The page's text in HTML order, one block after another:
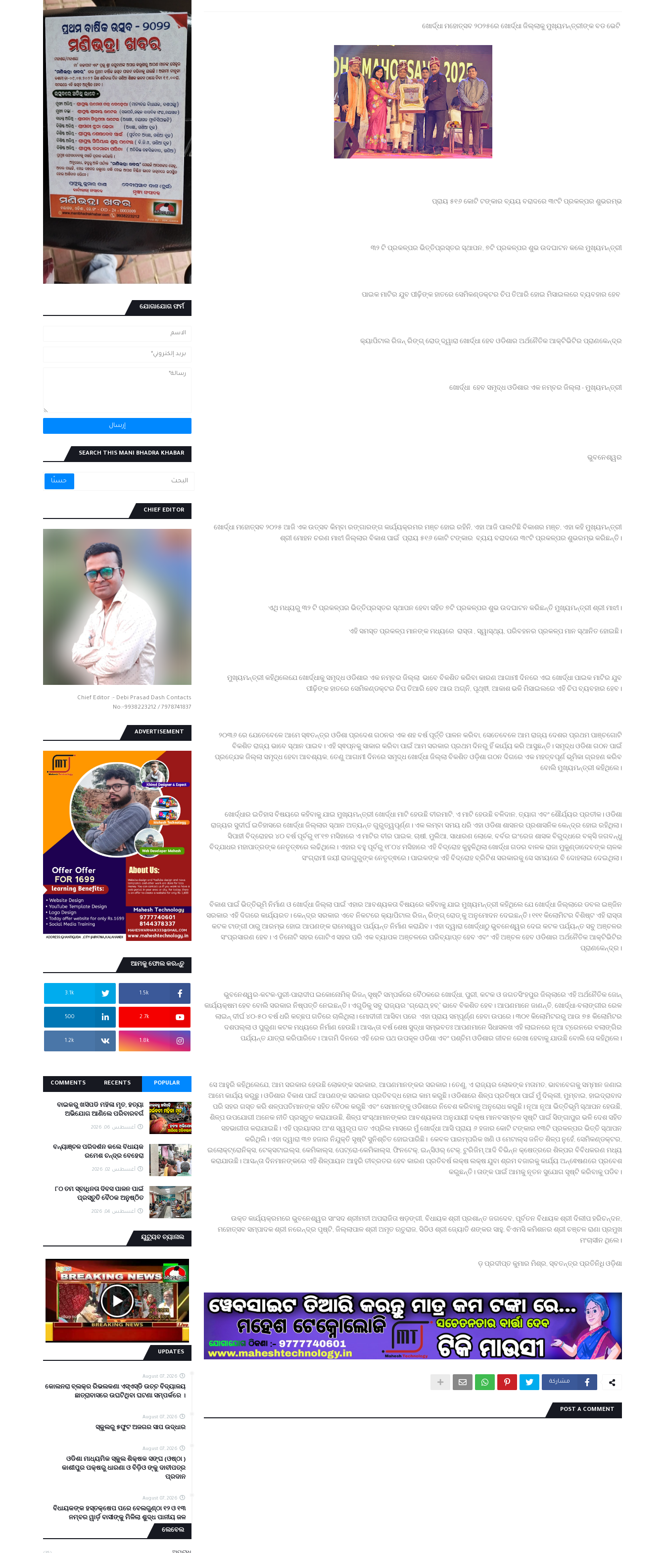
ଆବାସିକ ବିଦ୍ୟାଳୟରେ ହିଂସା! ନଡ଼ିଆ ବାହୁଙ୍ଗା ରେ 20ରୁ ଉର୍ଦ୍ଧ ଛାତ୍ରଙ୍କୁ ମାଡ, ବିଭାଗୀୟ ତଦନ୍ତ ଆରମ୍ଭ l
ସଦର ବ୍ଲକ କାର୍ଯ୍ୟାଳୟଠାରେ ପଞ୍ଚାୟତ ନିର୍ବାହୀ ଅଧିକାରୀଙ୍କ ଉପରେ ହୋଇଥିବା ଦୁର୍ବ୍ୟବହାର ପ୍ରତିବାଦରେ ଗଣ ଧାରଣା।
ବେଲଗୁଣ୍ଠା: ଦ୍ରୁତଗାମୀ ବୋଲେରୋ ଧକ୍କାରେ ୪ ଗାଈ ମୃତ, ଜଗନ୍ନାଥପ୍ରସାଦ ପୋଲିସ ଦ୍ୱାରା ଗାଡ଼ି ଓ ଡ୍ରାଇଭର ଅଟକ ।
ଉପଜିଲ୍ଲାପାଳଙ୍କ ଅଚାନକ ପରିଦର୍ଶନ: ୬ଟି ବଳଦ ସହ ଗାଡ଼ି ଓ ସାର ବୋଝେଇ ଟ୍ରକ ଜବତ।
ସାମ୍ବାଦିକ ଭବନରେ ମେଗା ରକ୍ତଦାନ ଶିବିର, ୯୩ ୟୁନିଟ୍ ସଂଗୃହିତ
ପୂର୍ବତନ ସେନା ଅଧିକାରୀଙ୍କ ନାଁରେ ପୋଲିସର ମିଥ୍ୟା ମାମଲା , ନ୍ୟାୟ ପାଇଁ ଉଚ୍ଚ ନ୍ୟାୟାଳୟଙ୍କ ଦ୍ବାରସ୍ଥ
ରାଷ୍ଟ୍ରପତିଙ୍କୁ ଓଡ଼ିଶାର ହସ୍ତତନ୍ତ ଓ ହସ୍ତଶିଳ୍ପର କଳାକୃତି ଉପହାର ପ୍ରଦାନ କଲେ ରାଜ୍ୟପାଳ*
କୋଲନରା ବ୍ଲକ୍‌ର ରିଭଲକଣା ଏସ୍‌ଏସ୍‌ଡି ଉଚ୍ଚ ବିଦ୍ୟାଳୟ ଛାତ୍ରାବାସରେ ଉଘଟିଥିବା ଘଟଣା ସମ୍ପର୍କରେ ।
ପ୍ରାୟ ୫୧୬ କୋଟି ଟଙ୍କାର ବ୍ୟୟ ବରାଦରେ ୩୯ଟି ପ୍ରକଳ୍ପର ଶୁଭରମ୍ଭ
୩୨ ଟି ପ୍ରକଳ୍ପର ଭିତ୍ତିପ୍ରସ୍ତର ସ୍ଥାପନ, ୭ଟି ପ୍ରକଳ୍ପର ଶୁଭ ଉଦଘାଟନ କଲେ ମୁଖ୍ୟମନ୍ତ୍ରୀ
କ୍ୟାପିଟାଲ ରିଜନ୍ ରିଙ୍ଗ୍ ରୋଡ୍ ଦ୍ୱାରା ଖୋର୍ଦ୍ଧା ହେବ ଓଡିଶାର ଅର୍ଥନୈତିକ ଆକ୍ଟିଭିଟିର ପ୍ରାଣକେନ୍ଦ୍ର
ଖୋର୍ଦ୍ଧା ହେବ ସମୃଦ୍ଧ ଓଡିଶାର ଏକ ନମ୍ବର ଜିଲ୍ଲା - ମୁଖ୍ୟମନ୍ତ୍ରୀ
ଭୁବନେଶ୍ୱର
ଖୋର୍ଦ୍ଧା ମହୋତ୍ସବ ୨୦୨୫ ଆଜି ଏକ ଉତ୍ସବ କିମ୍ବା ରଙ୍ଗାରଙ୍ଗ କାର୍ଯ୍ୟକ୍ରମର ମଞ୍ଚ ହୋଇ ରହିନି, ଏହା ଆଜି ପାଲଟିଛି ବିକାଶର ମଞ୍ଚ, ଏହା କହି ମୁଖ୍ୟମନ୍ତ୍ରୀ
ଶ୍ରୀ ମୋହନ ଚରଣ ମାଝୀ ଜିଲ୍ଲାର ବିକାଶ ପାଇଁ ପ୍ରାୟ ୫୧୬ କୋଟି ଟଙ୍କାର ବ୍ୟୟ ବରାଦରେ ୩୯ଟି ପ୍ରକଳ୍ପର ଶୁଭରମ୍ଭ କରିଛନ୍ତି।
ଏଥି ମଧ୍ୟରୁ ୩୨ ଟି ପ୍ରକଳ୍ପର ଭିତ୍ତିପ୍ରସ୍ତର ସ୍ଥାପନ ହେବା ସହିତ ୭ଟି ପ୍ରକଳ୍ପର ଶୁଭ ଉଦଘାଟନ କରିଛନ୍ତି ମୁଖ୍ୟମନ୍ତ୍ରୀ ଶ୍ରୀ ମାଝୀ।
ଏହି ସମସ୍ତ ପ୍ରକଳ୍ପ ମାନଙ୍କ ମଧ୍ୟରେ ରାସ୍ତା , ସ୍ୱାସ୍ଥ୍ୟ, ପରିବହନର ପ୍ରକଳ୍ପ ମାନ ସ୍ଥାନିତ ହୋଇଛି।
ମୁଖ୍ୟମନ୍ତ୍ରୀ କହିଥିଲେଯେ ଖୋର୍ଦ୍ଧାକୁ ସମୃଦ୍ଧ ଓଡିଶାର ଏକ ନମ୍ବର ଜିଲ୍ଲା ଭାବେ ବିକଶିତ କରିବା କାରଣ ଆଗାମୀ ଦିନରେ ଏଇ ଖୋର୍ଦ୍ଧା ପାଇକ ମାଟିର ଯୁବ
ପୀଢ଼ିଙ୍କ ହାତରେ ସେମିକଣ୍ଡକ୍ଟର ଚିପ ତିଆରି ହେବ ଆଉ ଅଗ୍ନି, ପୃଥ୍ଵୀ, ଆକାଶ ଭଳି ମିସାଇଲରେ ଏହି ଚିପ ବ୍ୟବହାର ହେବ।
୨୦୩୬ ରେ ଯେତେବେଳେ ଆମେ ସ୍ଵତନ୍ତ୍ର ଓଡିଶା ପ୍ରଦେଶ ଗଠନର ଏକ ଶହ ବର୍ଷ ପୂର୍ତ୍ତି ପାଳନ କରିବା, ସେତେବେଳେ ଆମ ରାଜ୍ୟ ଦେଶର ପ୍ରଥମ ପାଞ୍ଚଗୋଟି
ବିକଶିତ ରାଜ୍ୟ ଭାବେ ସ୍ଥାନ ପାଇବ। ଏହି ସ୍ଵପ୍ନକୁ ସାକାର କରିବା ପାଇଁ ଆମ ସରକାର ପ୍ରଥମ ଦିନରୁ ହିଁ କାର୍ଯ୍ୟ କରି ଆସୁଛନ୍ତି। ସମୃଦ୍ଧ ଓଡିଶା ଗଠନ ପାଇଁ
ପ୍ରତ୍ଯେକ ଜିଲ୍ଲା ସମୃଦ୍ଧ ହେବା ଆବଶ୍ୟକ, ତେଣୁ ଆଗାମୀ ଦିନରେ ସମୃଦ୍ଧ ଖୋର୍ଦ୍ଧା ଜିଲ୍ଲା ବିକଶିତ ଓଡ଼ିଶା ଗଠନ ଦିଗରେ ଏକ ମହତ୍ବପୂର୍ଣ ଭୂମିକା ଗ୍ରହଣ କରିବ
ବୋଲି ମୁଖ୍ୟମନ୍ତ୍ରୀ କହିଥିଲେ।
ଖୋର୍ଦ୍ଧାର ଇତିହାସ ବିଷୟରେ କହିବାକୁ ଯାଇ ମୁଖ୍ୟମନ୍ତ୍ରୀ ଖୋର୍ଦ୍ଧା ମାଟି ହେଉଛି ବୀରମାଟି, ଏ ମାଟି ହେଉଛି ବଳିଦାନ, ତ୍ୟାଗ ଏବଂ ଶୌର୍ଯ୍ୟର ପ୍ରତୀକ। ଓଡିଶା
ରାଜ୍ୟର ସୁଦୀର୍ଘ ଇତିହାସରେ ଖୋର୍ଦ୍ଧା ଜିଲ୍ଲାର ସ୍ଥାନ ଅତ୍ୟନ୍ତ ଗୁରୁତ୍ୱପୂର୍ଣ୍ଣ। ଏକ ଲମ୍ବା ସମୟ ଧରି ଏହା ଓଡିଶା ଶାସନର ପ୍ରଶାସନିକ କେନ୍ଦ୍ର ହୋଇ ରହିଥିଲା।
ସିପାହୀ ବିଦ୍ରୋହର ୪୦ ବର୍ଷ ପୂର୍ବରୁ ୧୮୧୭ ମସିହାରେ ଏ ମାଟିର ବୀର ପାଇକ, ଚାଷୀ, ମୁଲିଆ, ସାଧାରଣ ଲୋକେ, ବର୍ବର ଇଂରେଜ ଶାସକ ବିରୁଦ୍ଧରେ ବକ୍ସି ଜଗବନ୍ଧୁ
ବିଦ୍ଯାଧର ମହାପାତ୍ରଙ୍କ ନେତୃତ୍ଵରେ ଲଢିଥିଲେ। ଏହାର ବହୁ ପୂର୍ବରୁ ୧୮୦୪ ମସିହାରେ ଏହି ବିଦ୍ରୋହ କୁହୁଳିଥିଲା ଖୋର୍ଦ୍ଧା ଗଡର ବାଳକ ରାଜା ମୁକୁଣ୍ଡାଦେବଙ୍କ ଚାଳକ
ସଂଗ୍ରାମୀ ଜୟୀ ରାଜଗୁରୁଙ୍କ ନେତୃତ୍ଵରେ। ପାଇକଙ୍କ ଏହି ବିଦ୍ରୋହ ବ୍ରିଟିଶ ସରକାରକୁ ସେ ସମୟରେ ବି ଦୋହଲାଇ ଦେଇଥିଲା।
ବିକାଶ ପାଇଁ ଭିତ୍ତିଭୂମି ନିର୍ମାଣ ଓ ଖୋର୍ଦ୍ଧା ଜିଲ୍ଲା ପାଇଁ ଏହାର ଆବଶ୍ୟକତା ବିଷୟରେ କହିବାକୁ ଯାଇ ମୁଖ୍ୟମନ୍ତ୍ରୀ କହିଥିଲେ ଯେ ଖୋର୍ଦ୍ଧା ଜିଲ୍ଲାରେ ଡବଲ ଇଞ୍ଜିନ
ସରକାର ଏହି ଦିଗରେ କାର୍ଯ୍ୟରତ। କେନ୍ଦ୍ର ସରକାର ଏବେ ନିକଟରେ କ୍ୟାପିଟାଲ ରିଜନ୍ ରିଙ୍ଗ୍ ରୋଡ୍ କୁ ଅନୁମୋଦନ ଦେଇଛନ୍ତି। ୧୧୧ କିଲୋମିଟର ବିଶିଷ୍ଟ ଏହି ରାସ୍ତା
କଟକ ଟାଙ୍ଗୀ ଠାରୁ ଆରମ୍ଭ ହୋଇ ଆପଣଙ୍କ ରାମେଶ୍ୱର ପର୍ଯ୍ୟନ୍ତ ନିର୍ମାଣ କରାଯିବ। ଏହା ଦ୍ୱାରା ଖୋର୍ଦ୍ଧାଠୁ ଭୁବନେଶ୍ୱର ଦେଇ କଟକ ପର୍ଯ୍ୟନ୍ତ ସବୁ ଅଞ୍ଚଳର
ସଂପ୍ରସାରଣ ହେବ। ଏ ତିନୋଟି ସହର ଗୋଟିଏ ସହର ପରି ଏକ ବ୍ୟାପକ ଅଞ୍ଚଳରେ ପରିବ୍ୟାପ୍ତ ହେବ ଏବଂ ଏହି ଅଞ୍ଚଳ ହେବ ଓଡିଶାର ଅର୍ଥନୈତିକ ଆକ୍ଟିଭିଟିର
ପ୍ରାଣକେନ୍ଦ୍ର।
ଭୁବନେଶ୍ୱର-କଟକ-ପୁରୀ-ପାରାଦୀପ ଇକୋନୋମିକ୍ ରିଜନ୍ ସୃଷ୍ଟି ସମ୍ପର୍କରେ ବୈଠକରେ ଖୋର୍ଦ୍ଧା, ପୁରୀ, କଟକ ଓ ଜଗତସିଂହପୁର ଜିଲ୍ଲାରେ ଏହି ଅର୍ଥନୈତିକ ଜୋନ୍
କାର୍ଯ୍ୟକ୍ଷମ ହେବ ବୋଲି ସରକାର ନିଷ୍ପତ୍ତି ନେଇଛନ୍ତି। ଏଗୁଡିକୁ ସବୁ ରାଜ୍ୟର ‘ଗ୍ରୋଥ୍ ହବ୍’ ଭାବେ ବିକଶିତ ହେବ। ଆପଣମାନେ ଜାଣନ୍ତି, ଖୋର୍ଦ୍ଧା-ବଲାଙ୍ଗୀର ରେଳ
ଲାଇନ୍ ଦୀର୍ଘ ୪୦-୫୦ ବର୍ଷ ଧରି କଚ୍ଛପ ଗତିରେ ଚାଲିଥିଲା। ମୋଦୀଜୀ ଆସିବା ପରେ ଏହା ପ୍ରାୟ ସମ୍ପୂର୍ଣ୍ଣ ହେବା ଉପରେ। ୩୦୧ କିଲୋମିଟରରୁ ଆଉ ୭୫ କିଲୋମିଟର
ଦଶପଲ୍ଲା ଓ ପୁରୁଣା କଟକ ମଧ୍ୟରେ ନିର୍ମାଣ ହେଉଛି। ଆସନ୍ତା ବର୍ଷ ଶେଷ ସୁଦ୍ଧା ସମ୍ଭବତଃ ଆପଣମାନେ ସିଧାସଳଖ ଏହି ଲାଇନରେ ନୂଆ ଟ୍ରେନରେ ବଲାଙ୍ଗିର
ପର୍ଯ୍ୟନ୍ତ ଯାତ୍ରା କରିପାରିବେ। ଆଗମି ଦିନରେ ଏହି ରେଳ ପଥ ଉପକୂଳ ଓଡିଶା ଏବଂ ପଶ୍ଚିମ ଓଡିଶାର ଜୀବନ ରେଖା ହେବାକୁ ଯାଉଛି ବୋଲି ସେ କହିଥିଲେ।
ସେ ଆହୁରି କହିଥିଲେଯେ, ଆମ ସରକାର ହେଉଛି ଲୋକଙ୍କ ସରକାର, ଆପଣମାନଙ୍କର ସରକାର। ତେଣୁ, ଏ ରାଜ୍ୟର ଲୋକଙ୍କ ମତାମତ, ଭାବାବେଗକୁ ସମ୍ମାନ ଜଣାଇ
ଆମେ କାର୍ଯ୍ୟ କରୁଛୁ। ଓଡିଶାର ବିକାଶ ପାଇଁ ଆପଣଙ୍କ ସରକାର ପ୍ରତିବଦ୍ଧ ହୋଇ କାମ କରୁଛି। ଓଡିଶାରେ ଶିଳ୍ପ ପ୍ରତିଷ୍ଠା ପାଇଁ ମୁଁ ଦିଲ୍ଲୀ, ମୁମ୍ବାଇ, ହାଇଦ୍ରାବାଦ
ପରି ସହର ଗସ୍ତ କରି ଶଳ୍ପପତିମାନଙ୍କ ସହିତ ବୈଠକ କରୁଛି ଏବଂ ସେମାନଙ୍କୁ ଓଡିଶାରେ ନିବେଶ କରିବାକୁ ଅନୁରୋଧ କରୁଛି। ନୂଆ ନୂଆ ଭିତ୍ତିଭୂମି ସ୍ଥାପନ ହେଉଛି,
ଶିଳ୍ପ ଉପଯୋଗୀ ଅନେକ ନୀତି ପ୍ରସ୍ତୁତ କରାଯାଉଛି, ଶିଳ୍ପ ସଂସ୍ଥାମାନଙ୍କର ଆବଶ୍ୟକତା ଅନୁଯାୟୀ ଦକ୍ଷ ମାନବସମ୍ବଳ ସୃଷ୍ଟି ପାଇଁ ସିଙ୍ଗାପୁର ଭଳି ଦେଶ ସହିତ
ସହଭାଗୀତା କରାଯାଇଛି। ଏହି ପ୍ରୟାସର ଅଂଶ ସ୍ୱରୂପ ଗତ ଏପ୍ରିଲ ମାସରେ ମୁଁ ଖୋର୍ଦ୍ଧା ଆସି ପ୍ରାୟ ୬ ହଜାର କୋଟି ଟଙ୍କାର ୧୩ଟି ପ୍ରକଳ୍ପର ଭିତ୍ତି ସ୍ଥାପନ
କରିଥିଲି। ଏହା ଦ୍ୱାରା ୩୭ ହଜାର ନିଯୁକ୍ତି ସୃଷ୍ଟି ସୁନିଶ୍ଚିତ ହୋଇପାରିଛି। କେବଳ ପାରମ୍ପରିକ ଖଣି ଓ ମେଟାଲ୍‍ସ ଜନିତ ଶିଳ୍ପ ନୁହେଁ, ସେମିକଣ୍ଡକ୍ଟର,
ଇଲୋକ୍ଟ୍ରୋନିକ୍‍ସ, ଟେକ୍ସଟାଇଲ୍‍ସ, କେମିକାଲ୍‍ସ, ପେଟ୍ରୋ-କେମିକାଲ୍‍ସ, ଫିନଟେକ୍, ଇନ୍‍ସିଓର୍ ଟେକ୍, ଟୁରିଜିମ୍ ଆଦି ବିଭିନ୍ନ କ୍ଷେତ୍ରରେ ଶିଳ୍ପର ବିବିଧକରଣ ମଧ୍ୟ
କରାଯାଉଛି। ଆସନ୍ତା ଦିନମାନଙ୍କରେ ଏହି ଶିଳ୍ପାୟନ ଆହୁରି ତୀବ୍ରତର ହେବ କାରଣ ପ୍ରତିବର୍ଷ ଲକ୍ଷ ଲକ୍ଷ ଯୁବା ଶ୍ରମ ବଜାରକୁ କାର୍ଯ୍ୟ ଅନ୍ଵେଷଣରେ ପ୍ରବେଶ
କରୁଛନ୍ତି। ତାଙ୍କ ପାଇଁ ଆମକୁ ନୂତନ ସୁଯୋଗ ସୃଷ୍ଟି କରିବାକୁ ପଡିବ।
ଉକ୍ତ କାର୍ଯ୍ୟକ୍ରମରେ ଭୁବନେଶ୍ୱର ସାଂସଦ ଶ୍ରୀମତୀ ଅପରାଜିତା ଷଡ଼ଙ୍ଗୀ, ବିଧାୟକ ଶ୍ରୀ ପ୍ରଶାନ୍ତ ଜଗଦେବ, ପୂର୍ବତନ ବିଧାୟକ ଶ୍ରୀ ଦିଲୀପ ହରିଚନ୍ଦନ,
ମହୋତ୍ସବ ସମ୍ପାଦକ ଶ୍ରୀ ନରେନ୍ଦ୍ର ପୃଷ୍ଟି, ଜିଲ୍ଲାପାଳ ଶ୍ରୀ ଅମୃତ ଋତୁରାଜ, ସିଡିଓ ଶ୍ରୀ ଜ୍ୟୋତି ଶଙ୍କର ସାହୁ, ବିଏମସି କମିଶନର ଶ୍ରୀ ଚଞ୍ଚଳ ରାଣା ପ୍ରମୁଖ
ମଂଚାସୀନ ଥିଲେ।
ଡ଼ ପ୍ରଦୀପ୍ତ କୁମାର ମିଶ୍ର, ସ୍ବତନ୍ତ୍ର ପ୍ରତିନିଧି ଓଡ଼ିଶା
مشاركة
POST A COMMENT
ଯୋଗାଯୋଗ ଫର୍ମ
SEARCH THIS MANI BHADRA KHABAR
CHIEF EDITOR
Chief Editor :- Debi Prasad Dash Contacts
No:-9938223212 / 7978741837
ADVERTISEMENT
ଆମକୁ ଫୋଲ କରନ୍ତୁ
1.5k
3.1k
2.7k
500
1.8k
1.2k
POPULAR
RECENTS
COMMENTS
ବାଇକରୁ ଖସିପଡି ମହିଳା ମୃତ, ହତ୍ୟା
ଅଭିଯୋଗ ଆଣିଲେ ପରିବାରବର୍ଗ
أغسطس 06, 2026
ବନ୍ୟାଞ୍ଚଳ ପରିଦର୍ଶନ କଲେ ବିଧାୟକ
ରମେଶ ଚନ୍ଦ୍ର ବେହେରା
أغسطس 02, 2026
୮୦ ତମ ସ୍ବାଧିନତା ଦିବସ ପାଳନ ପାଇଁ
ପ୍ରସ୍ତୁତି ବୈଠକ ଅନୁଷ୍ଠିତ
أغسطس 04, 2026
ୟୁଟ୍ୟୁବ ଚ୍ୟାନାଲ
UPDATES
August 07, 2026
କୋଲନରା ବ୍ଲକ୍‌ର ରିଭଲକଣା ଏସ୍‌ଏସ୍‌ଡି ଉଚ୍ଚ ବିଦ୍ୟାଳୟ
ଛାତ୍ରାବାସରେ ଉଘଟିଥିବା ଘଟଣା ସମ୍ପର୍କରେ ।
August 07, 2026
ସ୍କୁଲରୁ ୫ଫୁଟ ଅଜଗର ସାପ ଉଦ୍ଧାର
August 07, 2026
ଓଡିଶା ମାଧ୍ୟମିକ ସ୍କୁଲ ଶିକ୍ଷକ ସଙ୍ଘ (ଓଷ୍ଠା )
କାଶୀପୁର ପକ୍ଷରୁ ଧାରଣା ଓ ବିଡ଼ିଓ ଙ୍କୁ ଦାବୀପତ୍ର
ପ୍ରଦାନ
August 07, 2026
ବିଧାୟକଙ୍କ ହସ୍ତକ୍ଷେପ ପରେ ବେଲଗୁଣ୍ଠା ୧୨ ଓ ୧୩
ନମ୍ବର ୱାର୍ଡ଼ ବାସୀଙ୍କୁ ମିଳିଲା ଶୁଦ୍ଧ ପାନୀୟ ଜଳ
ଲେବେଲ